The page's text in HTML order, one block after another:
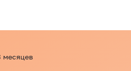
месяцев